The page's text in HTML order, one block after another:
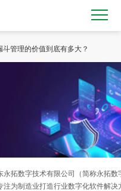
斗管理的价值到底有多大？
永拓数字技术有限公司（简称永拓
注为制造业打造行业数字化软件解决